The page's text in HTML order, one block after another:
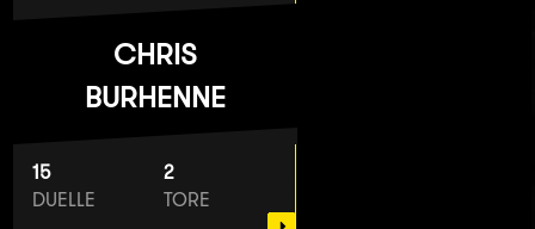
CHRIS
BURHENNE
15
DUELLE
2
TORE